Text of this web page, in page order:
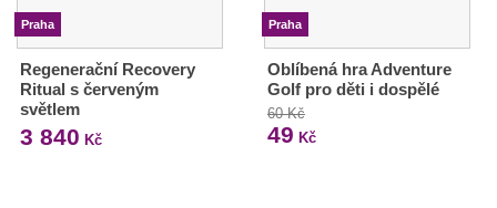
Praha
Regenerační Recovery
Ritual s červeným
světlem
3 840 Kč
Praha
Oblíbená hra Adventure
Golf pro děti i dospělé
60 Kč
49 Kč